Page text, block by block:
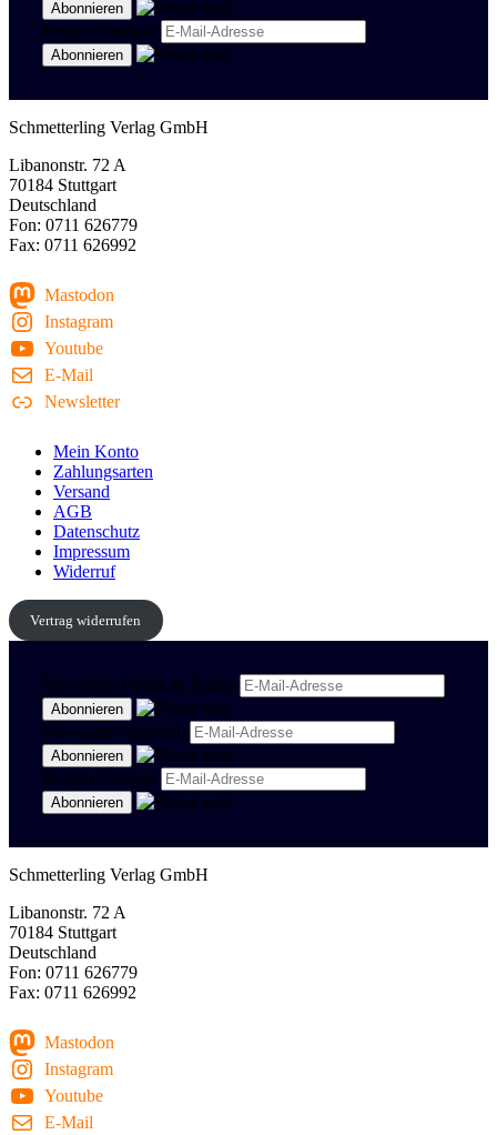
Region Stuttgart
Schmetterling Verlag GmbH
Libanonstr. 72 A
70184 Stuttgart
Deutschland
Fon: 0711 626779
Fax: 0711 626992
Mastodon
Instagram
Youtube
E-Mail
Newsletter
Mein Konto
Zahlungsarten
Versand
AGB
Datenschutz
Impressum
Widerruf
Vertrag widerrufen
Newsletter Politik & Kultur
Newsletter Spanisch
Region Stuttgart
Schmetterling Verlag GmbH
Libanonstr. 72 A
70184 Stuttgart
Deutschland
Fon: 0711 626779
Fax: 0711 626992
Mastodon
Instagram
Youtube
E-Mail